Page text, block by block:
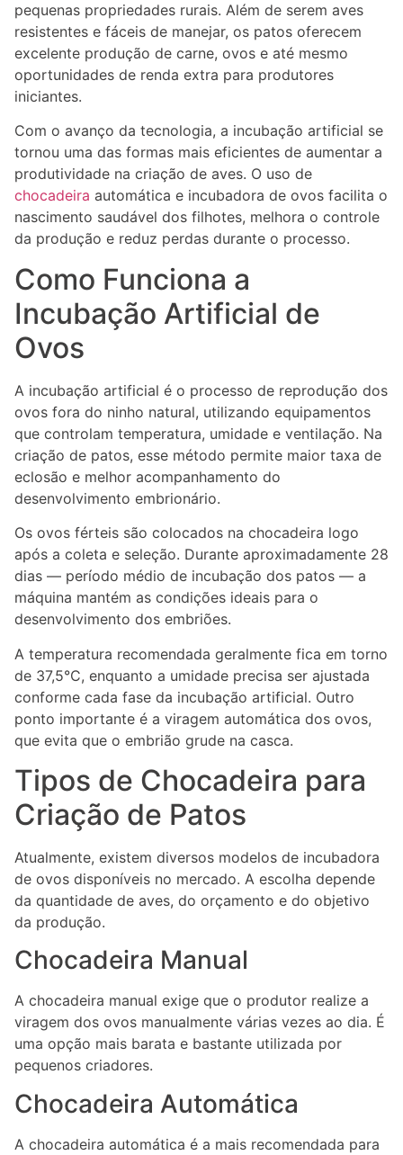
pequenas propriedades rurais. Além de serem aves
resistentes e fáceis de manejar, os patos oferecem
excelente produção de carne, ovos e até mesmo
oportunidades de renda extra para produtores
iniciantes.
Com o avanço da tecnologia, a incubação artificial se
tornou uma das formas mais eficientes de aumentar a
produtividade na criação de aves. O uso de
chocadeira automática e incubadora de ovos facilita o
nascimento saudável dos filhotes, melhora o controle
da produção e reduz perdas durante o processo.
Como Funciona a
Incubação Artificial de
Ovos
A incubação artificial é o processo de reprodução dos
ovos fora do ninho natural, utilizando equipamentos
que controlam temperatura, umidade e ventilação. Na
criação de patos, esse método permite maior taxa de
eclosão e melhor acompanhamento do
desenvolvimento embrionário.
Os ovos férteis são colocados na chocadeira logo
após a coleta e seleção. Durante aproximadamente 28
dias — período médio de incubação dos patos — a
máquina mantém as condições ideais para o
desenvolvimento dos embriões.
A temperatura recomendada geralmente fica em torno
de 37,5°C, enquanto a umidade precisa ser ajustada
conforme cada fase da incubação artificial. Outro
ponto importante é a viragem automática dos ovos,
que evita que o embrião grude na casca.
Tipos de Chocadeira para
Criação de Patos
Atualmente, existem diversos modelos de incubadora
de ovos disponíveis no mercado. A escolha depende
da quantidade de aves, do orçamento e do objetivo
da produção.
Chocadeira Manual
A chocadeira manual exige que o produtor realize a
viragem dos ovos manualmente várias vezes ao dia. É
uma opção mais barata e bastante utilizada por
pequenos criadores.
Chocadeira Automática
A chocadeira automática é a mais recomendada para